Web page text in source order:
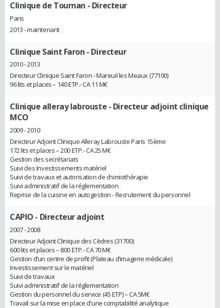
Clinique de Tournan - Directeur
Paris
2013 - maintenant
Clinique Saint Faron - Directeur
2010 - 2013
Directeur Clinique Saint Faron - Mareuil les Meaux (77100)
96 lits et places – 140 ETP.- CA 11 M€
Clinique alleray labrouste - Directeur adjoint clinique
MCO
2009 - 2010
Directeur Adjoint Clinique Alleray Labrouste Paris 15ème
172 lits et places – 200 ETP.- CA 25 M€
Gestion des secrétariats
Suivi des Investissements matériel
Suivi de travaux et autorisation de chimiothérapie
Suivi administratif de la réglementation
Reprise de la cuisine en autogestion - Recrutement du personnel
CAPIO - Directeur adjoint
2007 - 2008
Directeur Adjoint Clinique des Cèdres (31700)
600 lits et places – 800 ETP.- CA 70 M€
Gestion d’un centre de profit (Plateau d’imagerie médicale)
Investissement sur le matériel
Suivi de travaux
Suivi administratif de la réglementation
Gestion du personnel du service (45 ETP) – CA 5M€
Travail sur la mise en place d'une comptabilité analytique